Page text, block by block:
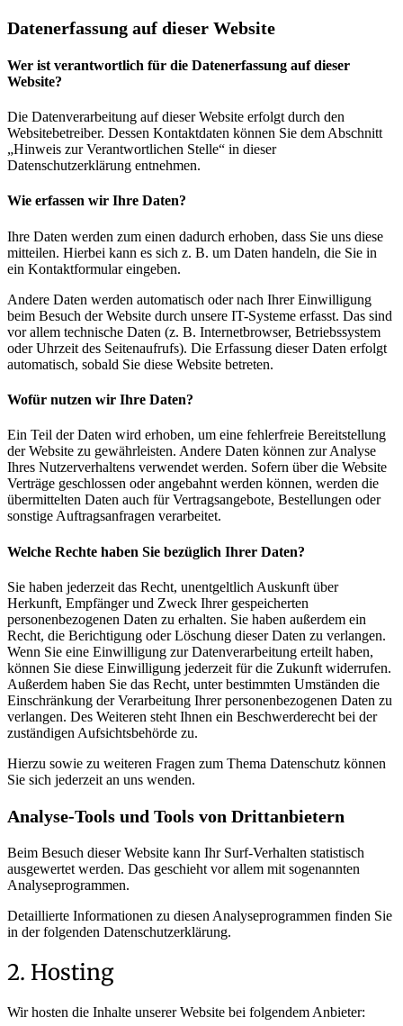
Datenerfassung auf dieser Website
Wer ist verantwortlich für die Datenerfassung auf dieser
Website?
Die Datenverarbeitung auf dieser Website erfolgt durch den
Websitebetreiber. Dessen Kontaktdaten können Sie dem Abschnitt
„Hinweis zur Verantwortlichen Stelle“ in dieser
Datenschutzerklärung entnehmen.
Wie erfassen wir Ihre Daten?
Ihre Daten werden zum einen dadurch erhoben, dass Sie uns diese
mitteilen. Hierbei kann es sich z. B. um Daten handeln, die Sie in
ein Kontaktformular eingeben.
Andere Daten werden automatisch oder nach Ihrer Einwilligung
beim Besuch der Website durch unsere IT-Systeme erfasst. Das sind
vor allem technische Daten (z. B. Internetbrowser, Betriebssystem
oder Uhrzeit des Seitenaufrufs). Die Erfassung dieser Daten erfolgt
automatisch, sobald Sie diese Website betreten.
Wofür nutzen wir Ihre Daten?
Ein Teil der Daten wird erhoben, um eine fehlerfreie Bereitstellung
der Website zu gewährleisten. Andere Daten können zur Analyse
Ihres Nutzerverhaltens verwendet werden. Sofern über die Website
Verträge geschlossen oder angebahnt werden können, werden die
übermittelten Daten auch für Vertragsangebote, Bestellungen oder
sonstige Auftragsanfragen verarbeitet.
Welche Rechte haben Sie bezüglich Ihrer Daten?
Sie haben jederzeit das Recht, unentgeltlich Auskunft über
Herkunft, Empfänger und Zweck Ihrer gespeicherten
personenbezogenen Daten zu erhalten. Sie haben außerdem ein
Recht, die Berichtigung oder Löschung dieser Daten zu verlangen.
Wenn Sie eine Einwilligung zur Datenverarbeitung erteilt haben,
können Sie diese Einwilligung jederzeit für die Zukunft widerrufen.
Außerdem haben Sie das Recht, unter bestimmten Umständen die
Einschränkung der Verarbeitung Ihrer personenbezogenen Daten zu
verlangen. Des Weiteren steht Ihnen ein Beschwerderecht bei der
zuständigen Aufsichtsbehörde zu.
Hierzu sowie zu weiteren Fragen zum Thema Datenschutz können
Sie sich jederzeit an uns wenden.
Analyse-Tools und Tools von Dritt­anbietern
Beim Besuch dieser Website kann Ihr Surf-Verhalten statistisch
ausgewertet werden. Das geschieht vor allem mit sogenannten
Analyseprogrammen.
Detaillierte Informationen zu diesen Analyseprogrammen finden Sie
in der folgenden Datenschutzerklärung.
2. Hosting
Wir hosten die Inhalte unserer Website bei folgendem Anbieter: